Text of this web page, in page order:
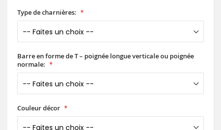
Type de charnières:
Barre en forme de T – poignée longue verticale ou poignée
normale:
Couleur décor